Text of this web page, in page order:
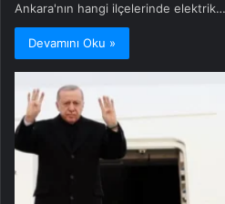
Ankara'nın hangi ilçelerinde elektrik…
Devamını Oku »